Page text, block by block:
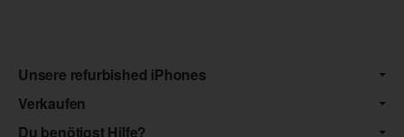
Unsere refurbished iPhones
Verkaufen
Du benötigst Hilfe?